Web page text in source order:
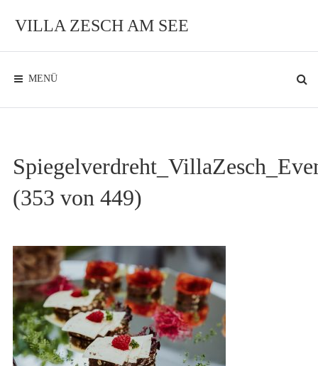
InhaltVILLA ZESCH AM SEE
Ambiente
See MENÜ
(353 von 449)